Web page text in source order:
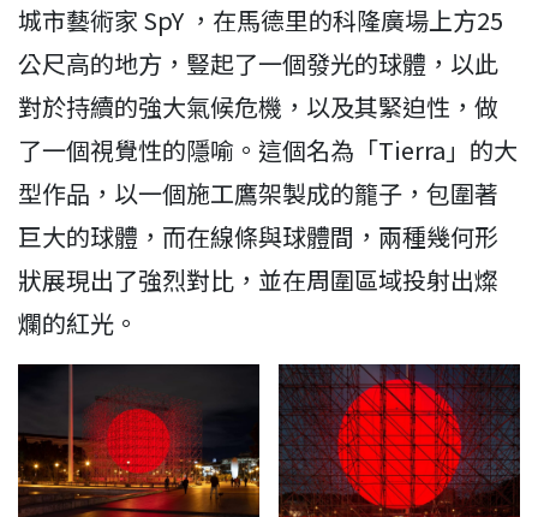
城市藝術家 SpY ，在馬德里的科隆廣場上方25
公尺高的地方，豎起了一個發光的球體，以此
對於持續的強大氣候危機，以及其緊迫性，做
了一個視覺性的隱喻。這個名為「Tierra」的大
型作品，以一個施工鷹架製成的籠子，包圍著
巨大的球體，而在線條與球體間，兩種幾何形
狀展現出了強烈對比，並在周圍區域投射出燦
爛的紅光。